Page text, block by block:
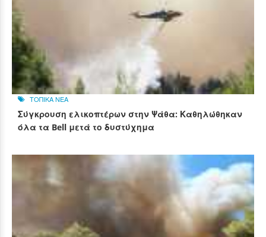
ΤΟΠΙΚΑ ΝΕΑ
Σύγκρουση ελικοπτέρων στην Ψάθα: Καθηλώθηκαν
όλα τα Bell μετά το δυστύχημα